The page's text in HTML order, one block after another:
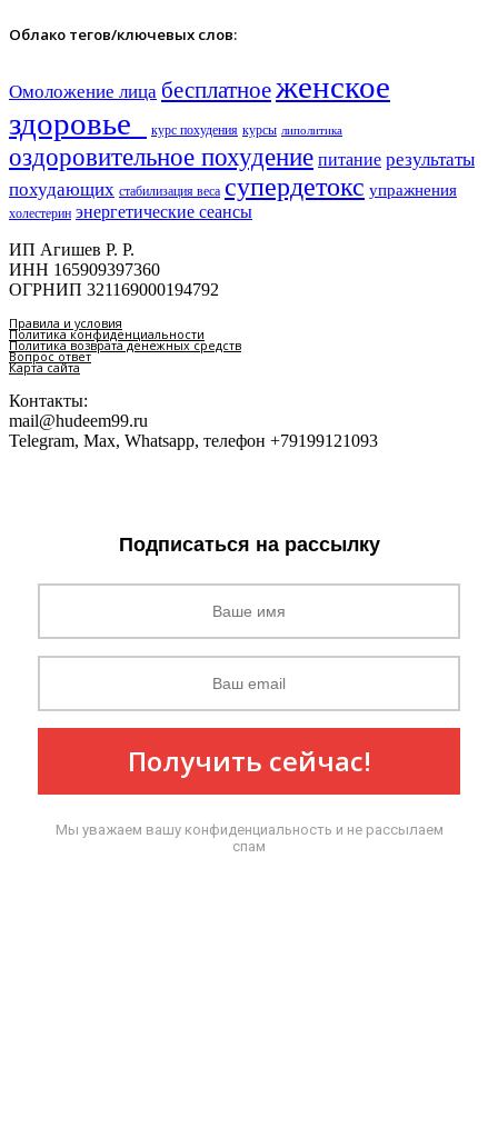
Облако тегов/ключевых слов:
Омоложение лица бесплатноеженское
здоровье​
курс похудения курсы липолитика
оздоровительное похудение питание результаты
похудающих стабилизация веса супердетокс упражнения
холестерин энергетические сеансы
ИП Агишев Р. Р.
ИНН 165909397360
ОГРНИП 321169000194792
Правила и условия
Политика конфиденциальности
Политика возврата денежных средств
Вопрос ответ
Карта сайта
Контакты:
mail@hudeem99.ru
Telegram, Max, Whatsapp, телефон +79199121093
Подписаться на рассылку
Получить сейчас!
Мы уважаем вашу конфиденциальность и не рассылаем
спам